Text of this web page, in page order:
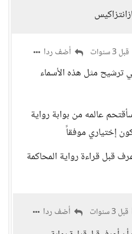
قبل 3 سنوات أضف ردا
ترشيح مثل هذه الأسماء
عالمه من بوابة رواية
إختياري موفقاً
قبل قراءة رواية المحاكمة
قبل 3 سنوات
أضف ردا